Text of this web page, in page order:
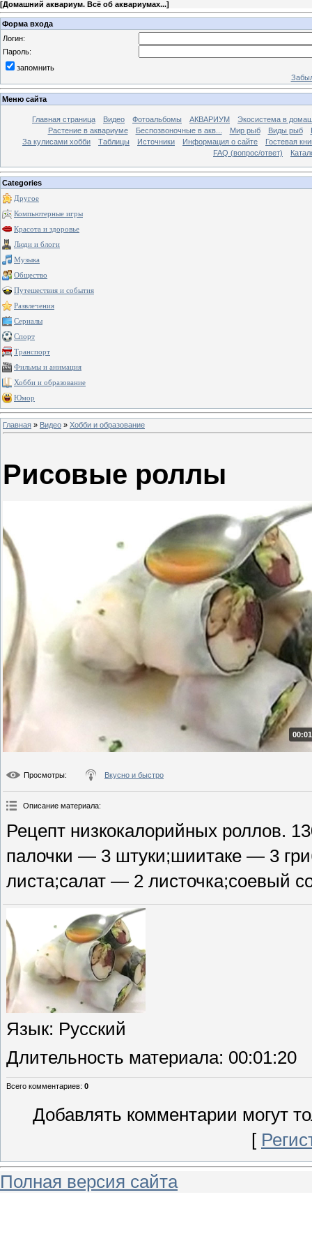
[Домашний аквариум. Всё об аквариумах...]
Форма входа
Логин:
Пароль:
запомнить
Меню сайта
Главная страница Видео Фотоальбомы АКВАРИУМ
Экосистема в
Растение в аквариуме
Беспозвоночные в акв... Мир рыб Виды рыб
За кулисами хобби
Таблицы Источники Информация о сайте
Гостевая
FAQ (вопрос/ответ)
Categories
Другое
Компьютерные игры
Красота и здоровье
Люди и блоги
Музыка
Общество
Путешествия и события
Развлечения
Сериалы
Спорт
Транспорт
Фильмы и анимация
Хобби и образование
Юмор
Главная » Видео » Хобби и образование
Рисовые роллы
Просмотры: Вкусно и быстро
Описание материала:
Рецепт низкокалорийных роллов.
палочки — 3 штуки;шиитаке — 3
листа;салат — 2 листочка;соевый
Язык: Русский
Длительность материала: 00:01:20
Всего комментариев: 0
Добавлять комментарии могут
[
Полная версия сайта